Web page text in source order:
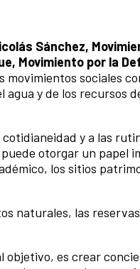
Sánchez,
Movimiento por la
sociales
y de los recursos
y a las
otorgar un papel
los sitios
naturales, las
objetivo, es crear